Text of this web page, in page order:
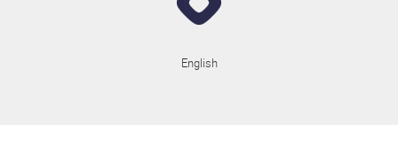
English